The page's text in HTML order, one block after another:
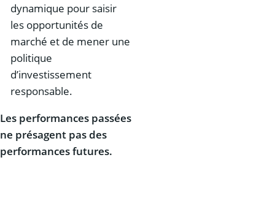
dynamique pour saisir
les opportunités de
marché et de mener une
politique
d’investissement
responsable.
Les performances passées
ne présagent pas des
performances futures.